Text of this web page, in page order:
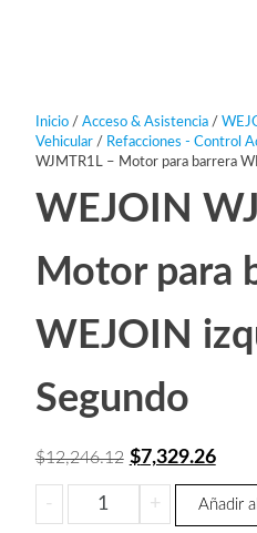
Inicio/ Acceso & Asistencia/
Vehicular/ Refacciones - Control
WJMTR1L – Motor para barrera
WEJOIN
Motor para
WEJOIN
Segundo
$12,246.12 El
precio
original
$7,329.26El
-
WEJOIN
WJMTR1L
+ Añadir